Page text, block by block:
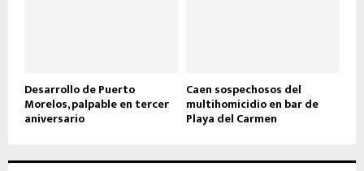
Desarrollo de Puerto
Morelos, palpable en tercer
aniversario
Caen sospechosos del
multihomicidio en bar de
Playa del Carmen